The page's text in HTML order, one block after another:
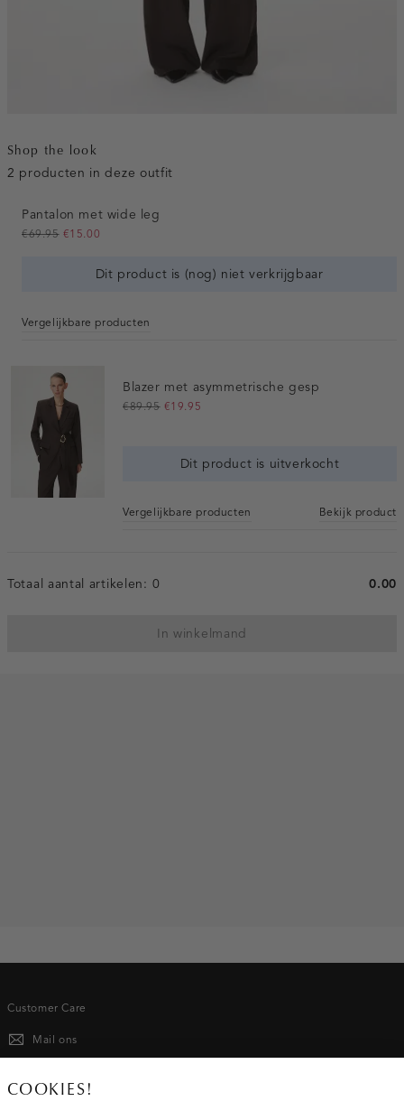
Shop the look
2 producten in deze outfit
Pantalon met wide leg
€69.95 €15.00
Dit product is (nog) niet verkrijgbaar
Vergelijkbare producten
Blazer met asymmetrische gesp
€89.95 €19.95
Dit product is uitverkocht
Vergelijkbare producten Bekijk product
Totaal aantal artikelen: 0 0.00
In winkelmand
Customer Care
Mail ons
020 - 3412 667
COOKIES!